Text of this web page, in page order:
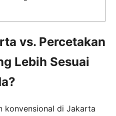
vs. Percetakan
Lebih Sesuai
konvensional di Jakarta